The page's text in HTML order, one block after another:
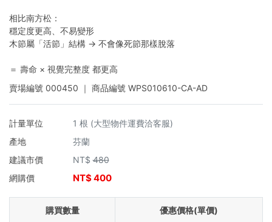
相比南方松：
穩定度更高、不易變形
木節屬「活節」結構 → 不會像死節那樣脫落
＝ 壽命 × 視覺完整度 都更高
賣場編號 000450 ｜ 商品編號 WPS010610-CA-AD
計量單位
1 根 (大型物件運費洽客服)
產地
芬蘭
建議市價
NT$ 480
網購價
NT$400
購買數量 優惠價格(單價)